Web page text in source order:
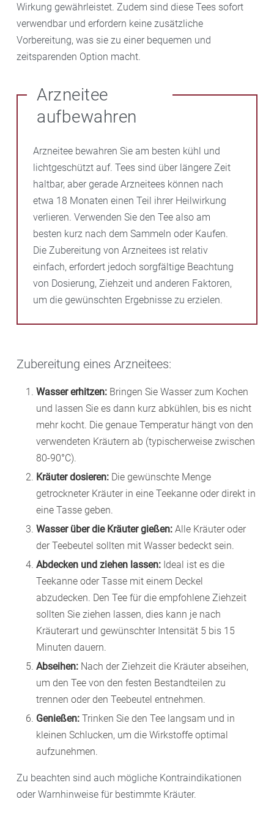
Wirkung gewährleistet. Zudem sind diese Tees sofort
verwendbar und erfordern keine zusätzliche
Vorbereitung, was sie zu einer bequemen und
zeitsparenden Option macht.
Arzneitee
aufbewahren
Arzneitee bewahren Sie am besten kühl und
lichtgeschützt auf. Tees sind über längere Zeit
haltbar, aber gerade Arzneitees können nach
etwa 18 Monaten einen Teil ihrer Heilwirkung
verlieren. Verwenden Sie den Tee also am
besten kurz nach dem Sammeln oder Kaufen.
Die Zubereitung von Arzneitees ist relativ
einfach, erfordert jedoch sorgfältige Beachtung
von Dosierung, Ziehzeit und anderen Faktoren,
um die gewünschten Ergebnisse zu erzielen.
Zubereitung eines Arzneitees:
Wasser erhitzen: Bringen Sie Wasser zum Kochen
und lassen Sie es dann kurz abkühlen, bis es nicht
mehr kocht. Die genaue Temperatur hängt von den
verwendeten Kräutern ab (typischerweise zwischen
80-90°C).
Kräuter dosieren: Die gewünschte Menge
getrockneter Kräuter in eine Teekanne oder direkt in
eine Tasse geben.
Wasser über die Kräuter gießen: Alle Kräuter oder
der Teebeutel sollten mit Wasser bedeckt sein.
Abdecken und ziehen lassen: Ideal ist es die
Teekanne oder Tasse mit einem Deckel
abzudecken. Den Tee für die empfohlene Ziehzeit
sollten Sie ziehen lassen, dies kann je nach
Kräuterart und gewünschter Intensität 5 bis 15
Minuten dauern.
Abseihen: Nach der Ziehzeit die Kräuter abseihen,
um den Tee von den festen Bestandteilen zu
trennen oder den Teebeutel entnehmen.
Genießen: Trinken Sie den Tee langsam und in
kleinen Schlucken, um die Wirkstoffe optimal
aufzunehmen.
Zu beachten sind auch mögliche Kontraindikationen
oder Warnhinweise für bestimmte Kräuter.